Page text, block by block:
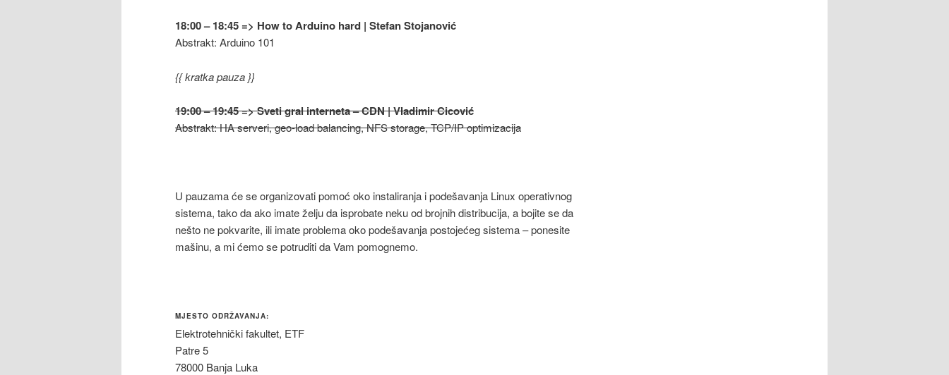
18:00 – 18:45 => How to Arduino hard | Stefan Stojanović
Abstrakt: Arduino 101
{{ kratka pauza }}
19:00 – 19:45 => Sveti gral interneta – CDN | Vladimir Cicović
Abstrakt: HA serveri, geo-load balancing, NFS storage, TCP/IP optimizacija
U pauzama će se organizovati pomoć oko instaliranja i podešavanja Linux operativnog
sistema, tako da ako imate želju da isprobate neku od brojnih distribucija, a bojite se da
nešto ne pokvarite, ili imate problema oko podešavanja postojećeg sistema – ponesite
mašinu, a mi ćemo se potruditi da Vam pomognemo.
MJESTO ODRŽAVANJA:
Elektrotehnički fakultet, ETF
Patre 5
78000 Banja Luka